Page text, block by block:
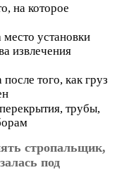
на которое
установки
извлечения
того, как груз
трубы,
стропальщик,
под